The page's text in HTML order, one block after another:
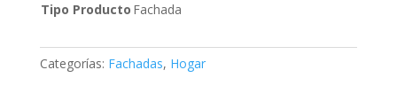
Tipo Producto Fachada
Categorías: Fachadas, Hogar